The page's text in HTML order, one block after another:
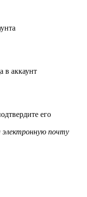
в аккаунт
его
электронную почту